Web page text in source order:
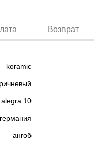
Возврат
koramic
alegra 10
германия
ангоб